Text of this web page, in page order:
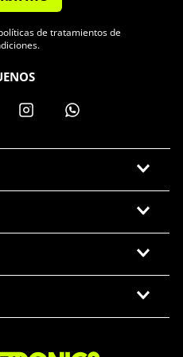
de tratamientos de